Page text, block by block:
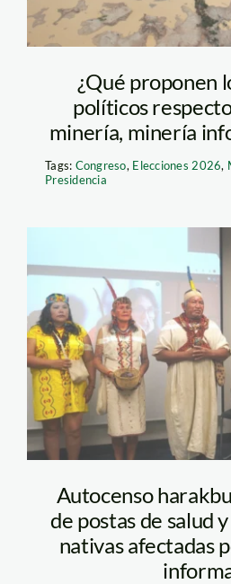
¿Qué proponen
políticos
minería, minería
Tags: Congreso, Elecciones 2026,
Presidencia
autocenso-
nacion-
Autocenso
de postas de salud
nativas afectadas